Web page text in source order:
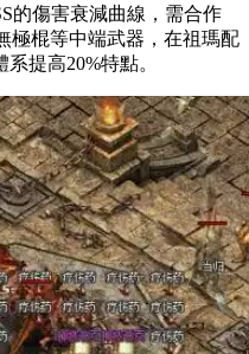
害衰減曲線，需合作
極棍等中端武器，在祖瑪配
提高20%特點。